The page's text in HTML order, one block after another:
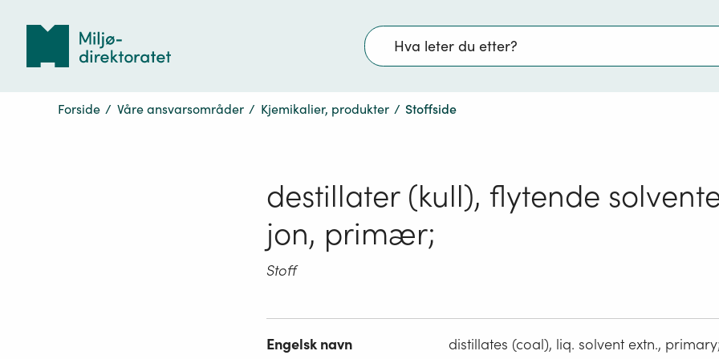
Søk
Forside / Våre ansvarsområder / Kjemikalier, produkter / Stoffside
destillater (kull), flytende
jon, primær;
Stoff
Engelsk navn distillates (coal), liq. solvent extn., primary;